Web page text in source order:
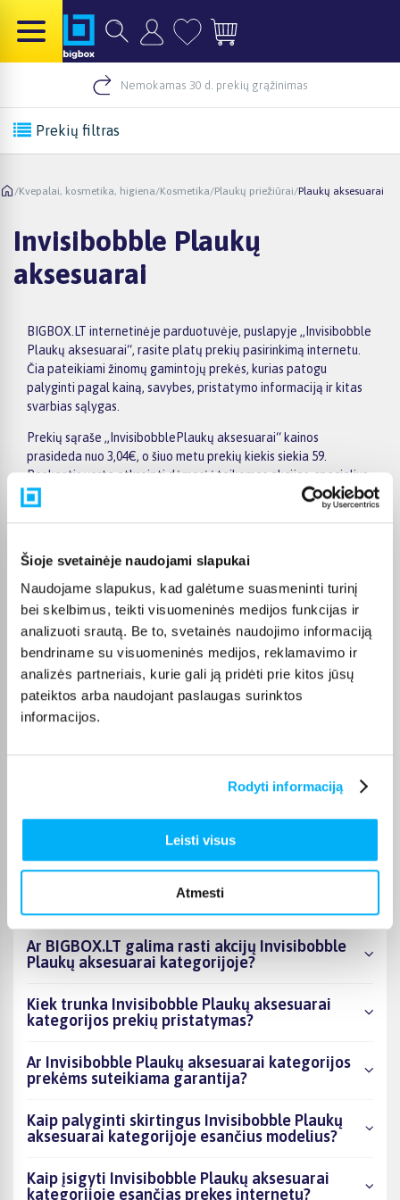
Šioje svetainėje naudojami slapukai
Naudojame slapukus, kad galėtume suasmeninti turinį
bei skelbimus, teikti visuomeninės medijos funkcijas ir
analizuoti srautą. Be to, svetainės naudojimo informaciją
bendriname su visuomeninės medijos, reklamavimo ir
analizės partneriais, kurie gali ją pridėti prie kitos jūsų
pateiktos arba naudojant paslaugas surinktos
informacijos.
Rodyti informaciją
Leisti visus
Atmesti
Nemokamas 30 d. prekių grąžinimas
Prekių filtras
/Kvepalai, kosmetika, higiena/Kosmetika/Plaukų priežiūrai/Plaukų aksesuarai
Invisibobble Plaukų
aksesuarai
BIGBOX.LT internetinėje parduotuvėje, puslapyje „Invisibobble
Plaukų aksesuarai“, rasite platų prekių pasirinkimą internetu.
Čia pateikiami žinomų gamintojų prekės, kurias patogu
palyginti pagal kainą, savybes, pristatymo informaciją ir kitas
svarbias sąlygas.
Prekių sąraše „InvisibobblePlaukų aksesuarai“ kainos
prasideda nuo 3,04€, o šiuo metu prekių kiekis siekia 59.
Renkantis verta atkreipti dėmesį į taikomas akcijas, specialius
pasiūlymus, techninius parametrus bei papildomas pirkimo
sąlygas, kad būtų lengviau išsirinkti geriausiai jūsų poreikius
Papildomi pasirinkimai ir prekių savybių filtrai padeda patogiai
susiaurinti asortimentą ir greičiau rasti tinkamą prekę.
Peržiūrėkite „InvisibobblePlaukų aksesuarai“ pasiūlymus
BIGBOX.LT, palyginkite prekes ir pirkite internetu patogiai.
Pasirinktą prekę pristatysime per jos aprašyme nurodytą
terminą.
DUK
Kokie Invisibobble Plaukų aksesuarai
Kiek prekių yra Invisibobble Plaukų aksesuarai
kategorijos asortimente ir kokia žemiausia
Ar BIGBOX.LT galima rasti akcijų Invisibobble
Plaukų aksesuarai kategorijoje?
Kiek trunka Invisibobble Plaukų aksesuarai
kategorijos prekių pristatymas?
Ar Invisibobble Plaukų aksesuarai kategorijos
prekėms suteikiama garantija?
Kaip palyginti skirtingus Invisibobble Plaukų
aksesuarai kategorijoje esančius modelius?
Kaip įsigyti Invisibobble Plaukų aksesuarai
kategorijoje esančias prekes internetu?